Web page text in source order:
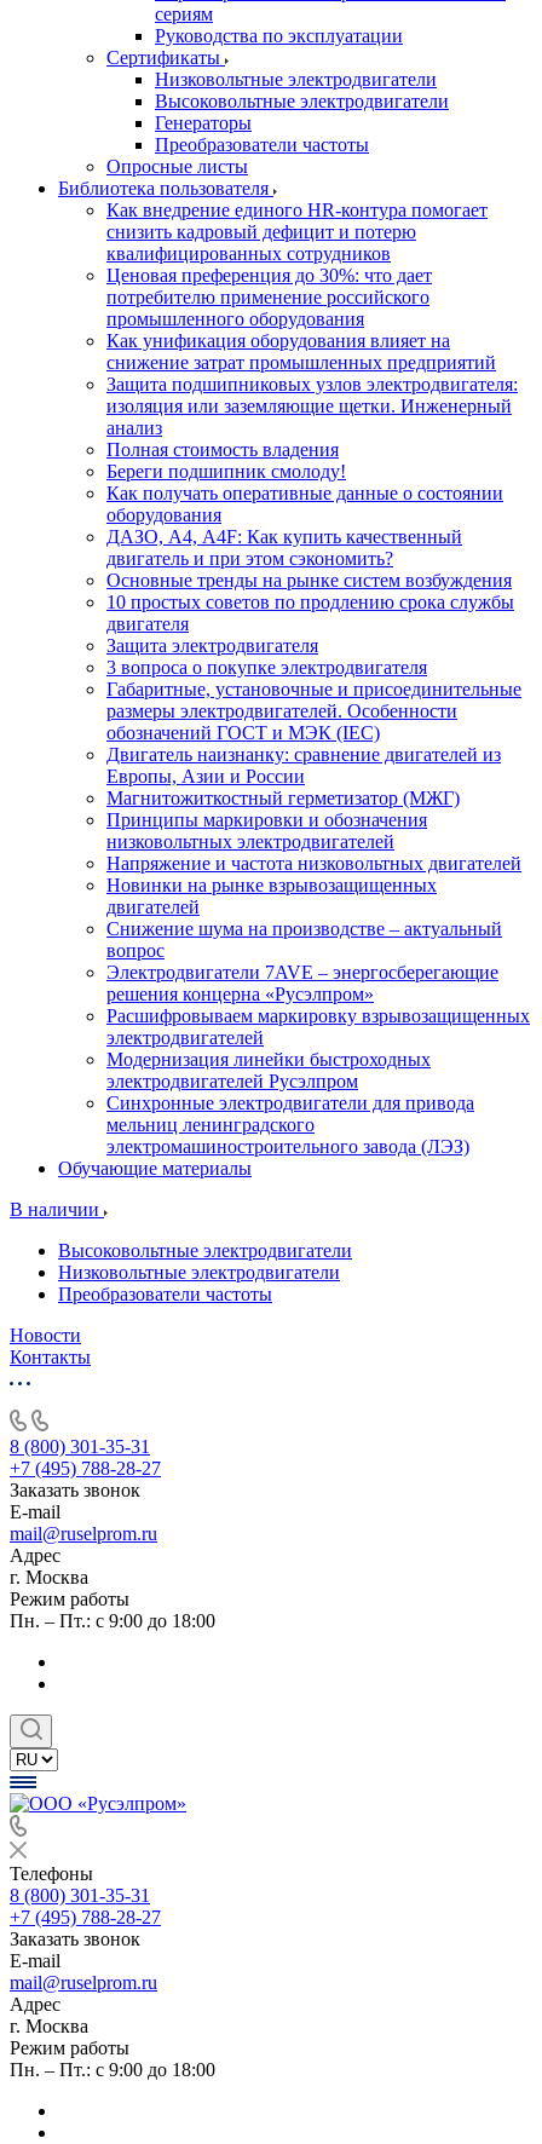
сериям
Руководства по эксплуатации
Сертификаты
Низковольтные электродвигатели
Высоковольтные электродвигатели
Генераторы
Преобразователи частоты
Опросные листы
Библиотека пользователя
Как внедрение единого HR-контура помогает
снизить кадровый дефицит и потерю
квалифицированных сотрудников
Ценовая преференция до 30%: что дает
потребителю применение российского
промышленного оборудования
Как унификация оборудования влияет на
снижение затрат промышленных предприятий
Защита подшипниковых узлов электродвигателя:
изоляция или заземляющие щетки. Инженерный
анализ
Полная стоимость владения
Береги подшипник смолоду!
Как получать оперативные данные о состоянии
оборудования
ДАЗО, А4, А4F: Как купить качественный
двигатель и при этом сэкономить?
Основные тренды на рынке систем возбуждения
10 простых советов по продлению срока службы
двигателя
Защита электродвигателя
3 вопроса о покупке электродвигателя
Габаритные, установочные и присоединительные
размеры электродвигателей. Особенности
обозначений ГОСТ и МЭК (IEC)
Двигатель наизнанку: сравнение двигателей из
Европы, Азии и России
Магнитожиткостный герметизатор (МЖГ)
Принципы маркировки и обозначения
низковольтных электродвигателей
Напряжение и частота низковольтных двигателей
Новинки на рынке взрывозащищенных
двигателей
Снижение шума на производстве – актуальный
вопрос
Электродвигатели 7AVE – энергосберегающие
решения концерна «Русэлпром»
Расшифровываем маркировку взрывозащищенных
электродвигателей
Модернизация линейки быстроходных
электродвигателей Русэлпром
Синхронные электродвигатели для привода
мельниц ленинградского
электромашиностроительного завода (ЛЭЗ)
Обучающие материалы
В наличии
Высоковольтные электродвигатели
Низковольтные электродвигатели
Преобразователи частоты
Новости
Контакты
8 (800) 301-35-31
+7 (495) 788-28-27
Заказать звонок
E-mail
mail@ruselprom.ru
Адрес
г. Москва
Режим работы
Пн. – Пт.: с 9:00 до 18:00
Телефоны
8 (800) 301-35-31
+7 (495) 788-28-27
Заказать звонок
E-mail
mail@ruselprom.ru
Адрес
г. Москва
Режим работы
Пн. – Пт.: с 9:00 до 18:00